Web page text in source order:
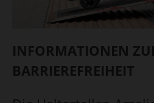
INFORMATIONEN
BARRIEREFREIHEIT